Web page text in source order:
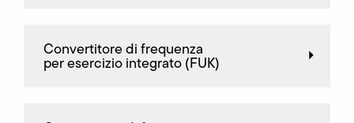
Convertitore di frequenza
per esercizio integrato (FUK)